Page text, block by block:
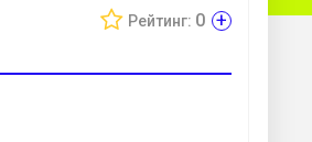
Рейтинг: 0 +